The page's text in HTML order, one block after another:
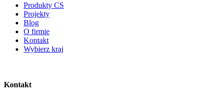
Produkty CS
Projekty
Blog
O firmie
Kontakt
Wybierz kraj
Kontakt